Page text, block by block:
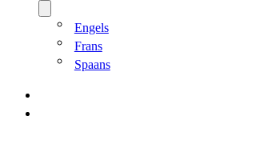
Engels
Frans
Spaans